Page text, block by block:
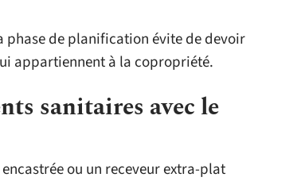
phase de planification évite de devoir
appartiennent à la copropriété.
sanitaires avec le
ou un receveur extra-plat